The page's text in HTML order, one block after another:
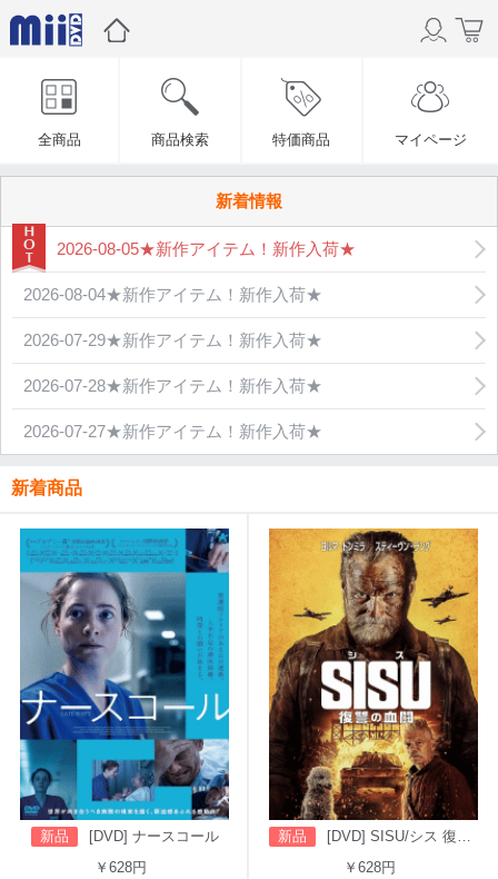
全商品 商品検索 特価商品 マイページ
新着情報
2026-08-05★新作アイテム！新作入荷★
2026-08-04★新作アイテム！新作入荷★
2026-07-29★新作アイテム！新作入荷★
2026-07-28★新作アイテム！新作入荷★
2026-07-27★新作アイテム！新作入荷★
新着商品
新品
[DVD] ナースコール
￥628円
新品
[DVD] SISU/シス 復讐の血闘（吹替版）
￥628円